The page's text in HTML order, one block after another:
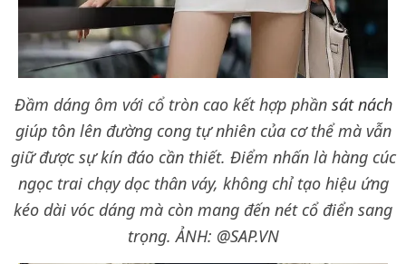
Đầm dáng ôm với cổ tròn cao kết hợp phần sát nách
giúp tôn lên đường cong tự nhiên của cơ thể mà vẫn
giữ được sự kín đáo cần thiết. Điểm nhấn là hàng cúc
ngọc trai chạy dọc thân váy, không chỉ tạo hiệu ứng
kéo dài vóc dáng mà còn mang đến nét cổ điển sang
trọng.ẢNH: @SAP.VN